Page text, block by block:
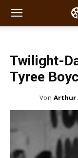
Twilight-
Tyree
Von Arthur